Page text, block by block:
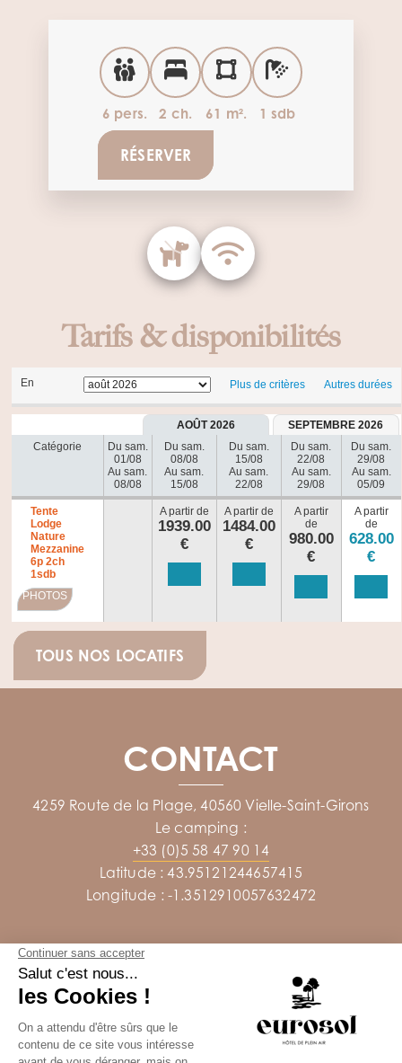
6 pers. 2 ch. 61 m². 1 sdb
RÉSERVER
Tarifs & disponibilités
En Plus de critères Autres durées
AOÛT 2026
SEPTEMBRE 2026
Catégorie
Du sam.
01/08
Au sam.
08/08
Du sam.
08/08
Au sam.
15/08
Du sam.
15/08
Au sam.
22/08
Du sam.
22/08
Au sam.
29/08
Du sam.
29/08
Au sam.
05/09
Tente
Lodge
Nature
Mezzanine
6p 2ch
1sdb
PHOTOS
A partir de
1939.00
€
A partir de
1484.00
€
A partir
de
980.00
€
A partir
de
628.00
€
TOUS NOS LOCATIFS
CONTACT
4259 Route de la Plage, 40560 Vielle-Saint-Girons
Le camping :
+33 (0)5 58 47 90 14
Latitude : 43.95121244657415
Longitude : -1.3512910057632472
ARTICLES
Votre week-end de Pentecôte